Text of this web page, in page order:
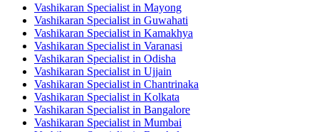
Vashikaran Specialist in Mayong
Vashikaran Specialist in Guwahati
Vashikaran Specialist in Kamakhya
Vashikaran Specialist in Varanasi
Vashikaran Specialist in Odisha
Vashikaran Specialist in Ujjain
Vashikaran Specialist in Chantrinaka
Vashikaran Specialist in Kolkata
Vashikaran Specialist in Bangalore
Vashikaran Specialist in Mumbai